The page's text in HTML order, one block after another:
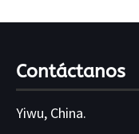
Contáctanos
Yiwu, China.